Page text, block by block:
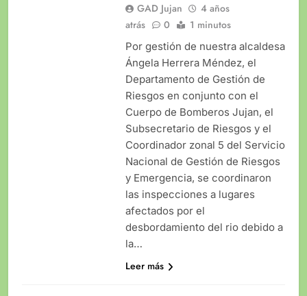
GAD Jujan
4 años
atrás
0 1 minutos
Por gestión de nuestra alcaldesa
Ángela Herrera Méndez, el
Departamento de Gestión de
Riesgos en conjunto con el
Cuerpo de Bomberos Jujan, el
Subsecretario de Riesgos y el
Coordinador zonal 5 del Servicio
Nacional de Gestión de Riesgos
y Emergencia, se coordinaron
las inspecciones a lugares
afectados por el
desbordamiento del rio debido a
la…
Leer más